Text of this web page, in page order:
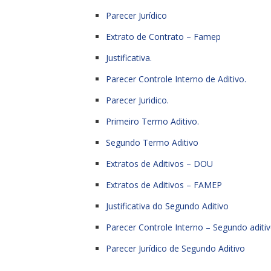
Parecer Jurídico
Extrato de Contrato – Famep
Justificativa.
Parecer Controle Interno de Aditivo.
Parecer Juridico.
Primeiro Termo Aditivo.
Segundo Termo Aditivo
Extratos de Aditivos – DOU
Extratos de Aditivos – FAMEP
Justificativa do Segundo Aditivo
Parecer Controle Interno – Segundo
Parecer Jurídico de Segundo Aditivo